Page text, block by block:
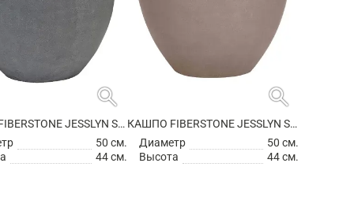
search
КАШПО FIBERSTONE JESSLYN S GREY
50 см.
44 см.
search
КАШПО FIBERSTONE JESSLYN S, TAUPE
Диаметр
50 см.
Высота
44 см.